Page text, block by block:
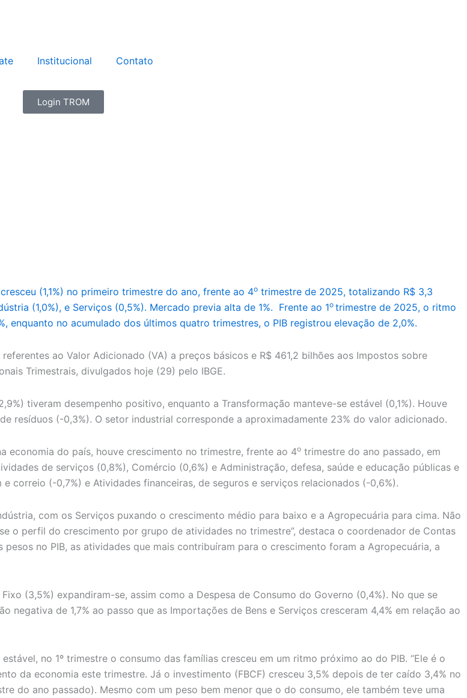
Institucional Contato
Login TROM
(1,1%) no primeiro trimestre do ano, frente ao 4o trimestre de 2025, totalizando R$ 3,3
(1,0%), e Serviços (0,5%). Mercado previa alta de 1%. Frente ao 1o trimestre de 2025, o ritmo
enquanto no acumulado dos últimos quatro trimestres, o PIB registrou elevação de 2,0%.
ao Valor Adicionado (VA) a preços básicos e R$ 461,2 bilhões aos Impostos sobre
Trimestrais, divulgados hoje (29) pelo IBGE.
tiveram desempenho positivo, enquanto a Transformação manteve-se estável (0,1%). Houve
resíduos (-0,3%). O setor industrial corresponde a aproximadamente 23% do valor adicionado.
economia do país, houve crescimento no trimestre, frente ao 4o trimestre do ano passado, em
de serviços (0,8%), Comércio (0,6%) e Administração, defesa, saúde e educação públicas e
correio (-0,7%) e Atividades financeiras, de seguros e serviços relacionados (-0,6%).
com os Serviços puxando o crescimento médio para baixo e a Agropecuária para cima. Não
o perfil do crescimento por grupo de atividades no trimestre”, destaca o coordenador de Contas
no PIB, as atividades que mais contribuíram para o crescimento foram a Agropecuária, a
(3,5%) expandiram-se, assim como a Despesa de Consumo do Governo (0,4%). No que se
de 1,7% ao passo que as Importações de Bens e Serviços cresceram 4,4% em relação ao
no 1º trimestre o consumo das famílias cresceu em um ritmo próximo ao do PIB. “Ele é o
da economia este trimestre. Já o investimento (FBCF) cresceu 3,5% depois de ter caído 3,4% no
do ano passado). Mesmo com um peso bem menor que o do consumo, ele também teve uma